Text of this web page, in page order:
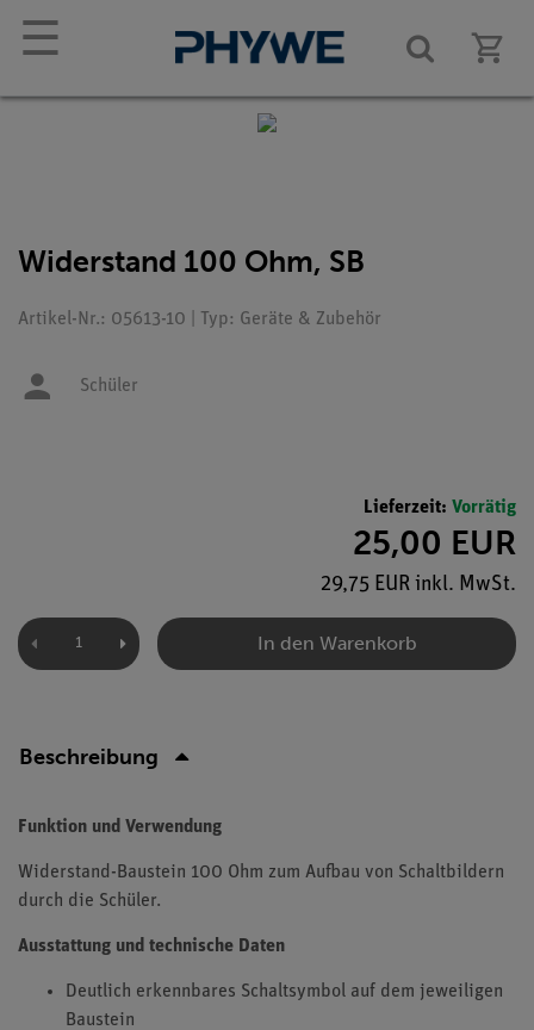
☰
Widerstand 100 Ohm, SB
Artikel-Nr.: 05613-10 | Typ: Geräte & Zubehör
Schüler
Lieferzeit: Vorrätig
25,00 EUR
29,75 EUR inkl. MwSt.
In den Warenkorb
Beschreibung
Funktion und Verwendung
Widerstand-Baustein 100 Ohm zum Aufbau von Schaltbildern
durch die Schüler.
Ausstattung und technische Daten
Deutlich erkennbares Schaltsymbol auf dem jeweiligen
Baustein